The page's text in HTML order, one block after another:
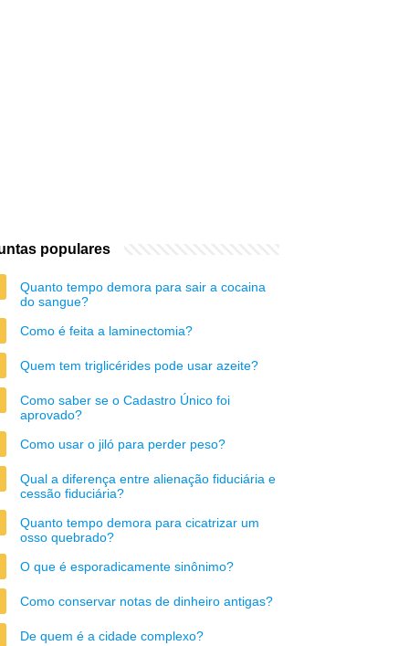
populares
Quanto tempo demora para sair a cocaina
do sangue?
Como é feita a laminectomia?
Quem tem triglicérides pode usar azeite?
Como saber se o Cadastro Único foi
aprovado?
Como usar o jiló para perder peso?
Qual a diferença entre alienação fiduciária e
cessão fiduciária?
Quanto tempo demora para cicatrizar um
osso quebrado?
O que é esporadicamente sinônimo?
Como conservar notas de dinheiro antigas?
De quem é a cidade complexo?